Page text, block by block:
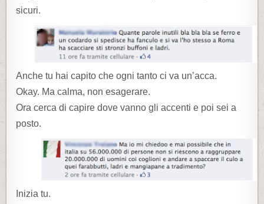
sicuri.
Anche tu hai capito che ogni tanto ci va un’acca.
Okay. Ma calma, non esagerare.
Ora cerca di capire dove vanno gli accenti e poi sei a
posto.
Inizia tu.